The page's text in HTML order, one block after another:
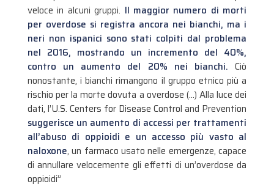
veloce in alcuni gruppi. Il maggior numero di morti
per overdose si registra ancora nei bianchi, ma i
neri non ispanici sono stati colpiti dal problema
nel 2016, mostrando un incremento del 40%,
contro un aumento del 20% nei bianchi. Ciò
nonostante, i bianchi rimangono il gruppo etnico più a
rischio per la morte dovuta a overdose (…) Alla luce dei
dati, l’U.S. Centers for Disease Control and Prevention
suggerisce un aumento di accessi per trattamenti
all’abuso di oppioidi e un accesso più vasto al
naloxone, un farmaco usato nelle emergenze, capace
di annullare velocemente gli effetti di un’overdose da
oppioidi”